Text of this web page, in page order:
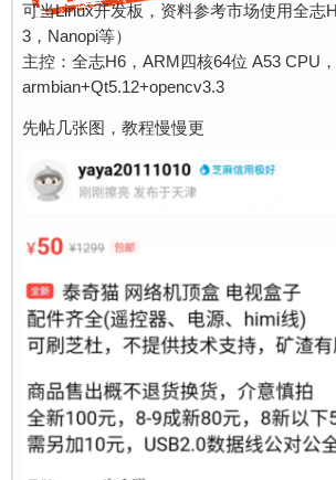
可当Linux开发板，资料参考市场使用全志
3，Nanopi等）
主控：全志H6，ARM四核64位 A53 CPU
armbian+Qt5.12+opencv3.3
先帖几张图，教程慢慢更